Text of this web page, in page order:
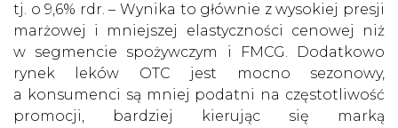
tj. o 9,6% rdr. – Wynika to głównie z wysokiej presji
marżowej i mniejszej elastyczności cenowej niż
w segmencie spożywczym i FMCG. Dodatkowo
rynek leków OTC jest mocno sezonowy,
a konsumenci są mniej podatni na częstotliwość
promocji, bardziej kierując się marką